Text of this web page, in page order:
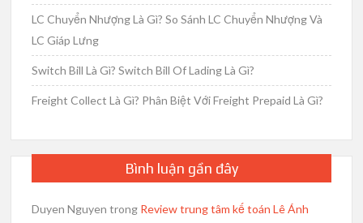
LC Chuyển Nhượng Là Gì? So Sánh LC Chuyển Nhượng Và
LC Giáp Lưng
Switch Bill Là Gì? Switch Bill Of Lading Là Gì?
Freight Collect Là Gì? Phân Biệt Với Freight Prepaid Là Gì?
Bình luận gần đây
Duyen Nguyen trong Review trung tâm kế toán Lê Ánh